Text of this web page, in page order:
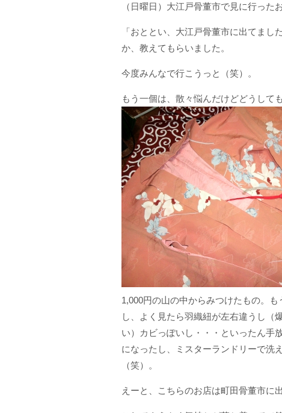
（日曜日）大江戸骨董市で見に行った
「おととい、大江戸骨董市に出てま
か、教えてもらいました。
今度みんなで行こうっと（笑）。
もう一個は、散々悩んだけどどうして
1,000円の山の中からみつけたもの。
し、よく見たら羽織紐が左右違うし（
い）カビっぽいし・・・といったん手
になったし、ミスターランドリーで洗
（笑）。
えーと、こちらのお店は町田骨董市に